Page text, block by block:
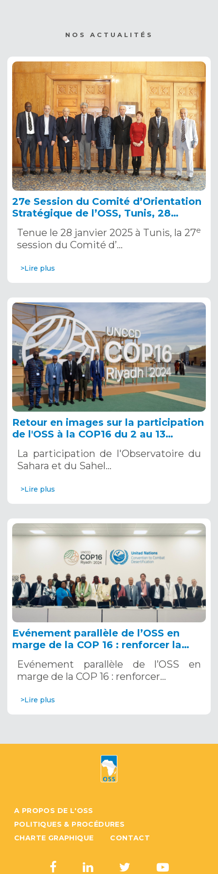
NOS ACTUALITÉS
27e Session du Comité d’Orientation
Stratégique de l’OSS, Tunis, 28
Tenue le 28 janvier 2025 à Tunis, la 27e
session du Comité d’…
>Lire plus
Retour en images sur la participation
de l'OSS à la COP16 du 2 au 13
Saoudite
La participation de l'Observatoire du
Sahara et du Sahel…
>Lire plus
Evénement parallèle de l’OSS en
marge de la COP 16 : renforcer la
Systèmes d’Alerte Précoce
Multirisques. 12 décembre 2024
Evénement parallèle de l’OSS en
marge de la COP 16 : renforcer…
>Lire plus
A PROPOS DE L'OSS
POLITIQUES & PROCÉDURES
CHARTE GRAPHIQUE
CONTACT